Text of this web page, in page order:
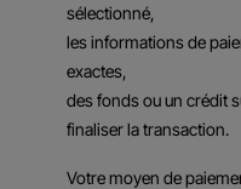
sélectionné,
les informations de
exactes,
des fonds ou un crédit
finaliser la transaction.
Votre moyen de